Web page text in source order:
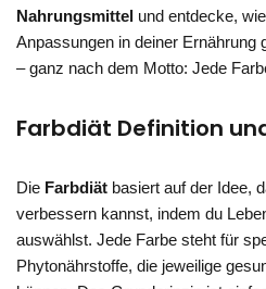
Nahrungsmittel und entdecke,
Anpassungen in deiner Ernährung
– ganz nach dem Motto: Jede
Farbdiät Definition
Die Farbdiät basiert auf der Idee,
verbessern kannst, indem du
auswählst. Jede Farbe steht für
Phytonährstoffe, die jeweilige